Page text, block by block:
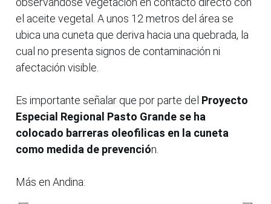
el aceite vegetal. A unos 12 metros del área se
ubica una cuneta que deriva hacia una quebrada, la
cual no presenta signos de contaminación ni
afectación visible.
Es importante señalar que por parte del Proyecto
Especial Regional Pasto Grande se ha
colocado barreras oleofilicas en la cuneta
como medida de prevención.
Más en Andina: